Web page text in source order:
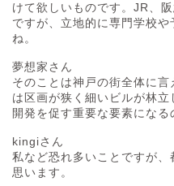
けて欲しいものです。JR、
ですが、立地的に専門学校
ね。
夢想家さん
そのことは神戸の街全体に
は区画が狭く細いビルが林
開発を促す重要な要素になる
kingiさん
私など恐れ多いことですが
思います。